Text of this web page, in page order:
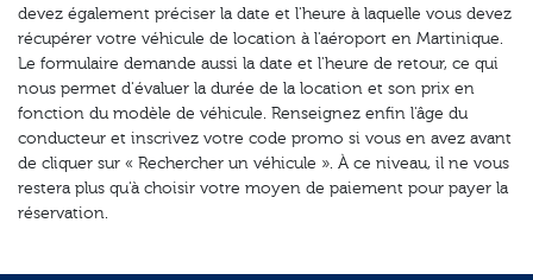
devez également préciser la date et l'heure à laquelle vous devez
récupérer votre véhicule de location à l'aéroport en Martinique.
Le formulaire demande aussi la date et l'heure de retour, ce qui
nous permet d'évaluer la durée de la location et son prix en
fonction du modèle de véhicule. Renseignez enfin l'âge du
conducteur et inscrivez votre code promo si vous en avez avant
de cliquer sur « Rechercher un véhicule ». À ce niveau, il ne vous
restera plus qu'à choisir votre moyen de paiement pour payer la
réservation.